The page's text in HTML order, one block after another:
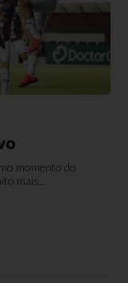
momento do
mais...